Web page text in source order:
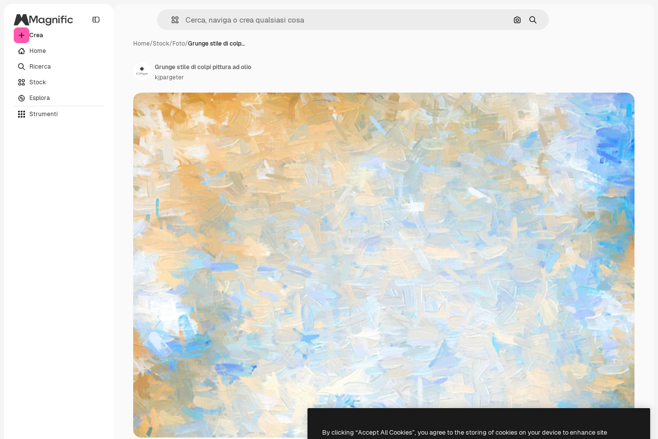
Crea
Home
Ricerca
Stock
Esplora
Strumenti
Cerca per immagine
Ricerca
Home/Stock/Foto/Grunge stile di colp…
Grunge stile di colpi pittura ad olio
kjpargeter
By clicking “Accept All Cookies”, you agree to the storing of cookies on your device to enhance site